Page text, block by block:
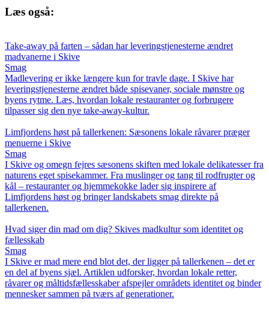
Læs også:
Take-away på farten – sådan har leveringstjenesterne ændret
madvanerne i Skive
Smag
Madlevering er ikke længere kun for travle dage. I Skive har
leveringstjenesterne ændret både spisevaner, sociale mønstre og
byens rytme. Læs, hvordan lokale restauranter og forbrugere
tilpasser sig den nye take-away-kultur.
Limfjordens høst på tallerkenen: Sæsonens lokale råvarer præger
menuerne i Skive
Smag
I Skive og omegn fejres sæsonens skiften med lokale delikatesser fra
naturens eget spisekammer. Fra muslinger og tang til rodfrugter og
kål – restauranter og hjemmekokke lader sig inspirere af
Limfjordens høst og bringer landskabets smag direkte på
tallerkenen.
Hvad siger din mad om dig? Skives madkultur som identitet og
fællesskab
Smag
I Skive er mad mere end blot det, der ligger på tallerkenen – det er
en del af byens sjæl. Artiklen udforsker, hvordan lokale retter,
råvarer og måltidsfællesskaber afspejler områdets identitet og binder
mennesker sammen på tværs af generationer.